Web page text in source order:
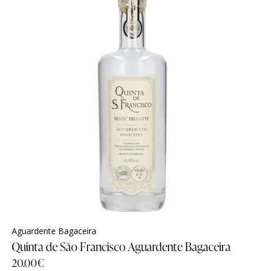
Aguardente Bagaceira
Quinta de São Francisco Aguardente Bagaceira
20.00€